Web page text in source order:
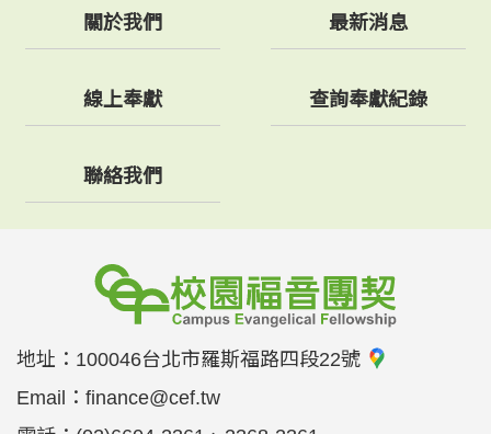
關於我們 最新消息
線上奉獻 查詢奉獻紀錄
聯絡我們
地址： 100046台北市羅斯福路四段22號
Email： finance@cef.tw